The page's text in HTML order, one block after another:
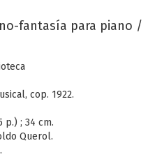
fantasía para piano /
cop. 1922.
p.) ; 34 cm.
Querol.